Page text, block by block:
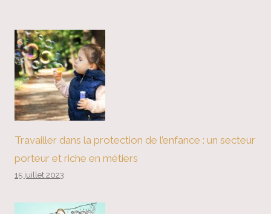
Travailler dans la protection de l’enfance : un secteur
porteur et riche en métiers
15 juillet 2023